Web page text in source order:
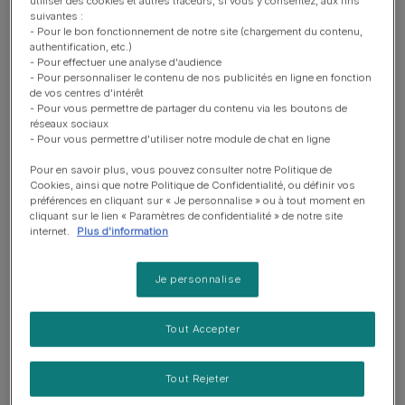
Trouvez le nom idéal pour votre
chiot
Temps de lecture : 9 min
pour les enfants
Temps de lecture : 5 min
Devrais-je acheter ou adopter un
chiot ?
Temps de lecture : 14 min
15 résultats
suivantes :
- Pour le bon fonctionnement de notre site (chargement du contenu,
authentification, etc.)
- Pour effectuer une analyse d'audience
- Pour personnaliser le contenu de nos publicités en ligne en fonction
de vos centres d'intérêt
- Pour vous permettre de partager du contenu via les boutons de
réseaux sociaux
- Pour vous permettre d'utiliser notre module de chat en ligne
Pour en savoir plus, vous pouvez consulter notre Politique de
Cookies, ainsi que notre Politique de Confidentialité, ou définir vos
préférences en cliquant sur « Je personnalise » ou à tout moment en
cliquant sur le lien « Paramètres de confidentialité » de notre site
internet.
Plus d'information
Je personnalise
Tout Rejeter
Tout Accepter